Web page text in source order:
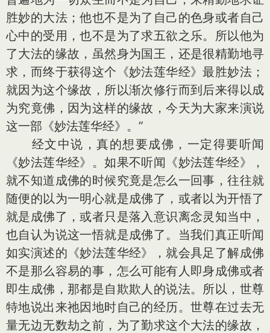
胜妙的大法；他也不是为了自己的色身或者自己
心中的受用，也不是为了求五欲之乐。所以他为
了大法的缘故，虽然身为国王，还是很精勤地寻
求，而终于获得这个《妙法莲华经》最胜妙法；
就因为这个缘故，所以渐次修行而到后来得以成
为究竟佛，因为这样的缘故，今天为大家来演说
这一部《妙法莲华经》。”
经文中说，真的想要成佛，一定得要听闻
《妙法莲华经》。如果不听闻《妙法莲华经》，
就不知道成佛的时候究竟是怎么一回事，往往就
随便的以为一明心就是成佛了，或者以为开悟了
就是成佛了，或者只是落入意识离念灵知当中，
也自认为说这一悟就是成佛了。当我们真正听闻
如实演述的《妙法莲华经》，就会具足了解成佛
不是那么容易的事，怎么可能有人即身成佛或者
即生成佛，那都是自欺欺人的说法。所以，世尊
特地说出来祂因地时自己的经历。世尊在过去无
量无边无数劫之前，为了勤求这个大法的缘故，